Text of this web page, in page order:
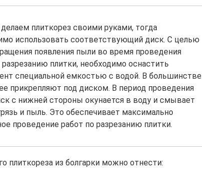
плиткорез своими руками, тогда
использовать соответствующий диск. С целью
появления пыли во время проведения
разрезанию плитки, необходимо оснастить
специальной емкостью с водой. В большинстве
прикрепляют под диском. В период проведения
с нижней стороны окунается в воду и смывает
и пыль. Это обеспечивает максимально
проведение работ по разрезанию плитки.
плиткореза из болгарки можно отнести: